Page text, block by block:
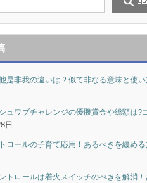
是非我の違いは？似て非なる意味と使い
ュワブチャレンジの優勝賞金や総額は?
日
ロールの子育て応用！あるべきを緩める
トロールは着火スイッチのべきを解消！